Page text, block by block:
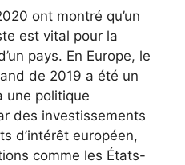
ont montré qu’un
est vital pour la
pays. En Europe, le
de 2019 a été un
une politique
des investissements
d’intérêt européen,
comme les États-